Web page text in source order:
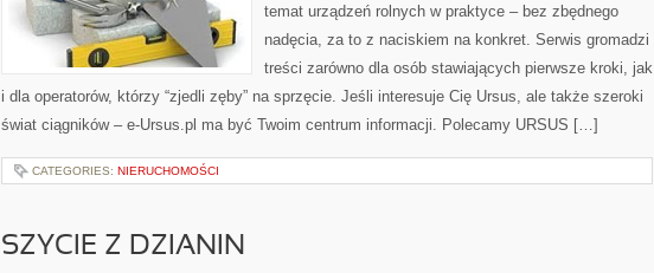
temat urządzeń rolnych w praktyce – bez zbędnego
nadęcia, za to z naciskiem na konkret. Serwis gromadzi
treści zarówno dla osób stawiających pierwsze kroki, jak
i dla operatorów, którzy “zjedli zęby” na sprzęcie. Jeśli interesuje Cię Ursus, ale także szeroki
świat ciągników – e-Ursus.pl ma być Twoim centrum informacji. Polecamy URSUS […]
CATEGORIES: NIERUCHOMOŚCI
SZYCIE Z DZIANIN